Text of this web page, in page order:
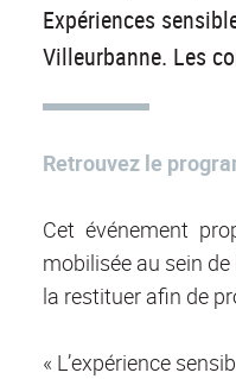
Expériences
Villeurbanne. Les
Retrouvez le
Cet événement
mobilisée au sein
la restituer afin de
« L’expérience